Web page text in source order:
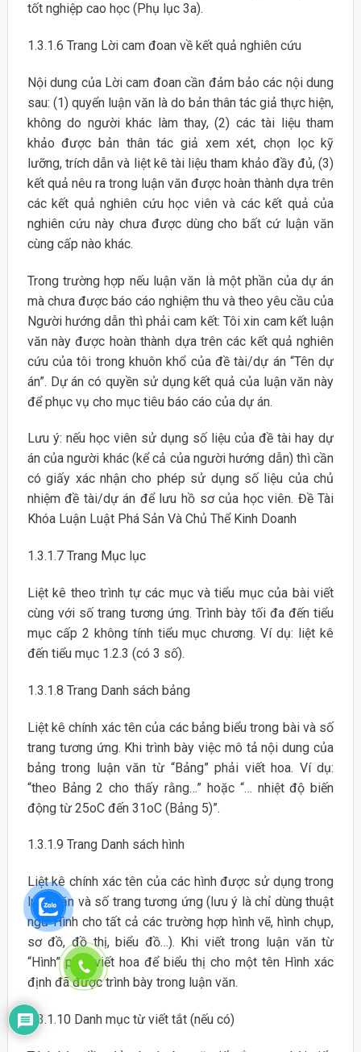
tốt nghiệp cao học (Phụ lục 3a).
1.3.1.6 Trang Lời cam đoan về kết quả nghiên cứu
Nội dung của Lời cam đoan cần đảm bảo các nội dung
sau: (1) quyển luận văn là do bản thân tác giả thực hiện,
không do người khác làm thay, (2) các tài liệu tham
khảo được bản thân tác giả xem xét, chọn lọc kỹ
lưỡng, trích dẫn và liệt kê tài liệu tham khảo đầy đủ, (3)
kết quả nêu ra trong luận văn được hoàn thành dựa trên
các kết quả nghiên cứu học viên và các kết quả của
nghiên cứu này chưa được dùng cho bất cứ luận văn
cùng cấp nào khác.
Trong trường hợp nếu luận văn là một phần của dự án
mà chưa được báo cáo nghiệm thu và theo yêu cầu của
Người hướng dẫn thì phải cam kết: Tôi xin cam kết luận
văn này được hoàn thành dựa trên các kết quả nghiên
cứu của tôi trong khuôn khổ của đề tài/dự án “Tên dự
án”. Dự án có quyền sử dụng kết quả của luận văn này
để phục vụ cho mục tiêu báo cáo của dự án.
Lưu ý: nếu học viên sử dụng số liệu của đề tài hay dự
án của người khác (kể cả của người hướng dẫn) thì cần
có giấy xác nhận cho phép sử dụng số liệu của chủ
nhiệm đề tài/dự án để lưu hồ sơ của học viên. Đề Tài
Khóa Luận Luật Phá Sản Và Chủ Thể Kinh Doanh
1.3.1.7 Trang Mục lục
Liệt kê theo trình tự các mục và tiểu mục của bài viết
cùng với số trang tương ứng. Trình bày tối đa đến tiểu
mục cấp 2 không tính tiểu mục chương. Ví dụ: liệt kê
đến tiểu mục 1.2.3 (có 3 số).
1.3.1.8 Trang Danh sách bảng
Liệt kê chính xác tên của các bảng biểu trong bài và số
trang tương ứng. Khi trình bày việc mô tả nội dung của
bảng trong luận văn từ “Bảng” phải viết hoa. Ví dụ:
“theo Bảng 2 cho thấy rằng…” hoặc “… nhiệt độ biến
động từ 25oC đến 31oC (Bảng 5)”.
1.3.1.9 Trang Danh sách hình
Liệt kê chính xác tên của các hình được sử dụng trong
luận văn và số trang tương ứng (lưu ý là chỉ dùng thuật
ngữ Hình cho tất cả các trường hợp hình vẽ, hình chụp,
sơ đồ, đồ thị, biểu đồ…). Khi viết trong luận văn từ
“Hình” phải viết hoa để biểu thị cho một tên Hình xác
định đã được trình bày trong luận văn.
1.3.1.10 Danh mục từ viết tắt (nếu có)